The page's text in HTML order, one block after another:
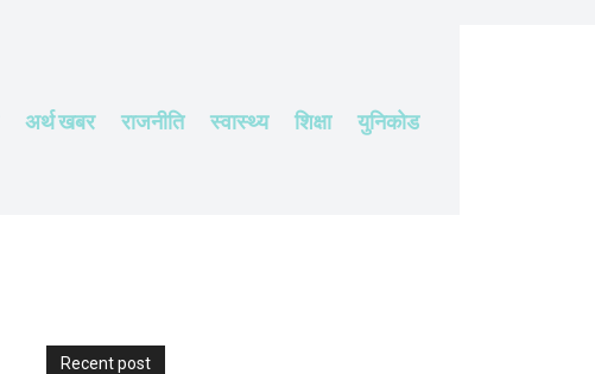
अर्थ खबर राजनीति स्वास्थ्य शिक्षा युनिकोड
Recent post